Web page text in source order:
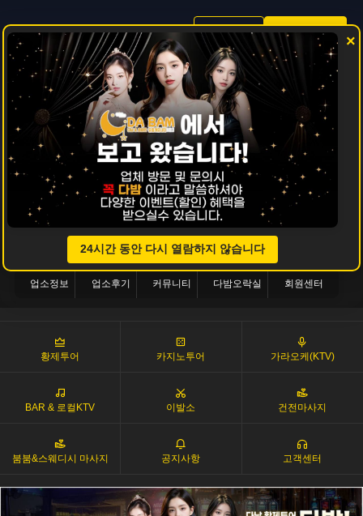
로그인 회원가입
업소정보 업소후기 커뮤니티 다밤오락실 회원센터
황제투어 카지노투어 가라오케(KTV)
BAR & 로컬KTV 이발소 건전마사지
붐붐&스웨디시 마사지 공지사항 고객센터
24시간 동안 다시 열람하지 않습니다
×